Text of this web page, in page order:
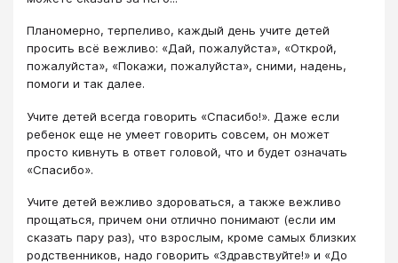
Планомерно, терпеливо, каждый день учите детей
просить всё вежливо: «Дай, пожалуйста», «Открой,
пожалуйста», «Покажи, пожалуйста», сними, надень,
помоги и так далее.
Учите детей всегда говорить «Спасибо!». Даже если
ребенок еще не умеет говорить совсем, он может
просто кивнуть в ответ головой, что и будет означать
«Спасибо».
Учите детей вежливо здороваться, а также вежливо
прощаться, причем они отлично понимают (если им
сказать пару раз), что взрослым, кроме самых близких
родственников, надо говорить «Здравствуйте!» и «До